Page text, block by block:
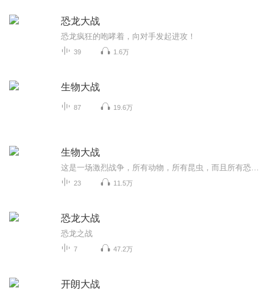
恐龙大战
恐龙疯狂的咆哮着，向对手发起进攻！
39 1.6万
生物大战
87 19.6万
生物大战
23 11.5万
恐龙大战
恐龙之战
7 47.2万
开朗大战